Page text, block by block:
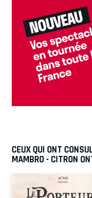
CEUX QUI ONT
MAMBRO - CITRON